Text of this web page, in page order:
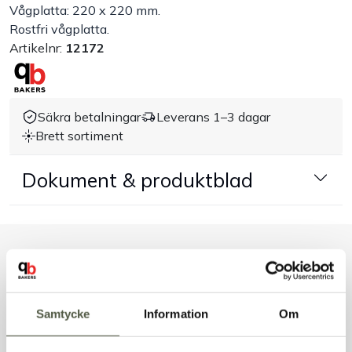
Samtycke Information Om
Monin
Handla efter bransch
Varumärken
Kontakt
Vågplatta: 220 x 220 mm.
Rostfri vågplatta.
Artikelnr: 12172
Säkra betalningar
Leverans 1–3 dagar
Brett sortiment
Dokument & produktblad
Liknande produkter